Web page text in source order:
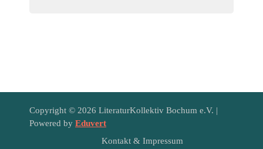
Copyright © 2026 LiteraturKollektiv Bochum e.V. |
Powered by Eduvert
Kontakt & Impressum